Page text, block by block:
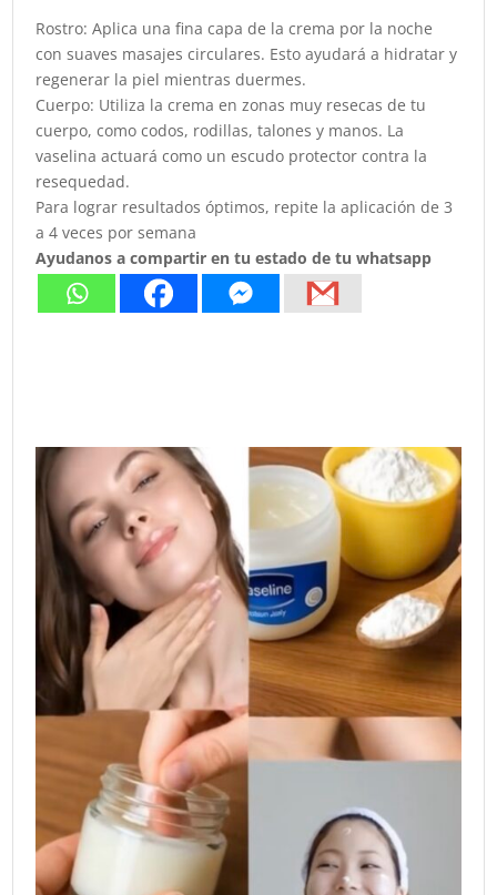
Rostro: Aplica una fina capa de la crema por la noche
con suaves masajes circulares. Esto ayudará a hidratar y
regenerar la piel mientras duermes.
Cuerpo: Utiliza la crema en zonas muy resecas de tu
cuerpo, como codos, rodillas, talones y manos. La
vaselina actuará como un escudo protector contra la
resequedad.
Para lograr resultados óptimos, repite la aplicación de 3
a 4 veces por semana
Ayudanos a compartir en tu estado de tu whatsapp